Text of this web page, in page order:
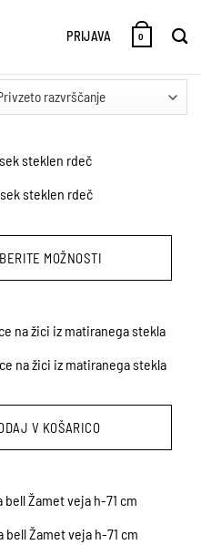
PRIJAVA 0
steklen rdeč
MOŽNOSTI
na žici iz matiranega stekla
V KOŠARICO
bell Žamet veja h-71 cm